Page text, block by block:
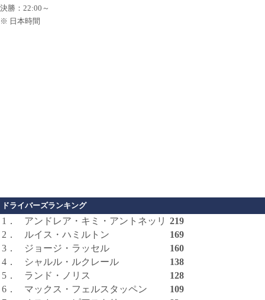
決勝：22:00～
※ 日本時間
ドライバーズランキング
1． アンドレア・キミ・アントネッリ 219
2．
ルイス・ハミルトン
169
3．
ジョージ・ラッセル
160
4．
シャルル・ルクレール
138
5．
ランド・ノリス
128
6．
マックス・フェルスタッペン
109